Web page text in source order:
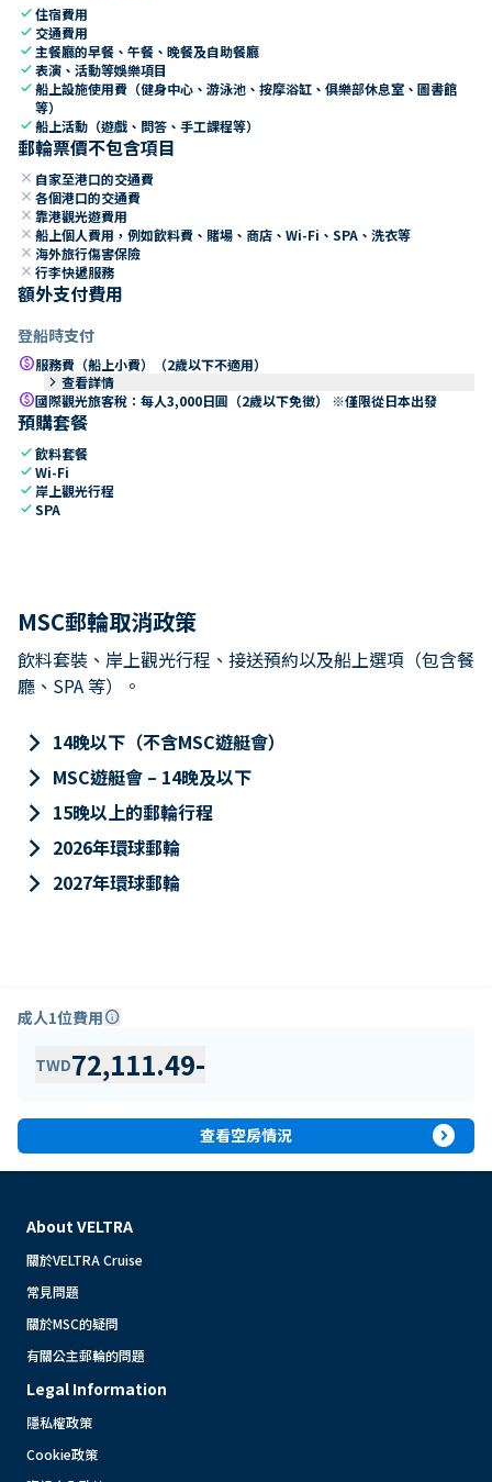
check住宿費用
check 交通費用
check 主餐廳的早餐、午餐、晚餐及自助餐廳
check表演、活動等娛樂項目
check船上設施使用費（健身中心、游泳池、按摩浴缸、俱樂部休息室、圖書館
等）
check船上活動（遊戲、問答、手工課程等）
郵輪票價不包含項目
close 自家至港口的交通費
close 各個港口的交通費
close 靠港觀光遊費用
close 船上個人費用，例如飲料費、賭場、商店、Wi-Fi、SPA、洗衣等
close 海外旅行傷害保險
close 行李快遞服務
額外支付費用
登船時支付
paid服務費（船上小費）（2歲以下不適用）
keyboard_arrow_right 查看詳情
paid國際觀光旅客稅：每人3,000日圓（2歲以下免徵） ※僅限從日本出發
預購套餐
check飲料套餐
checkWi-Fi
check 岸上觀光行程
checkSPA
MSC郵輪取消政策
飲料套裝、岸上觀光行程、接送預約以及船上選項（包含餐
廳、SPA 等）。
keyboard_arrow_right 14晚以下（不含MSC遊艇會）
keyboard_arrow_right MSC遊艇會 – 14晚及以下
keyboard_arrow_right 15晚以上的郵輪行程
keyboard_arrow_right 2026年環球郵輪
keyboard_arrow_right 2027年環球郵輪
成人1位費用info
TWD72,111.49-
查看空房情況 expand_circle_right
About VELTRA
關於VELTRA Cruise
常見問題
關於MSC的疑問
有關公主郵輪的問題
Legal Information
隱私權政策
Cookie政策